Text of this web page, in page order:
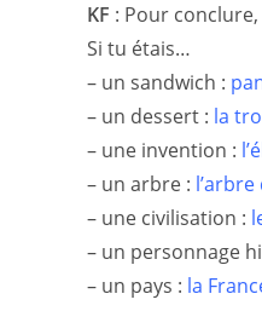
KF : Pour
Si tu étais…
– un sandwich :
– un dessert : la
– une invention :
– un arbre :
– une civilisation :
– un personnage
– un pays : la